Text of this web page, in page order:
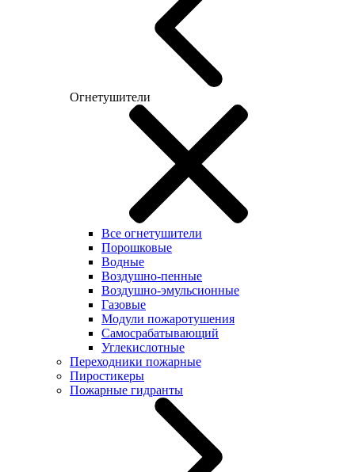
Огнетушители
Все огнетушители
Порошковые
Водные
Воздушно-пенные
Воздушно-эмульсионные
Газовые
Модули пожаротушения
Самосрабатывающий
Углекислотные
Переходники пожарные
Пиростикеры
Пожарные гидранты